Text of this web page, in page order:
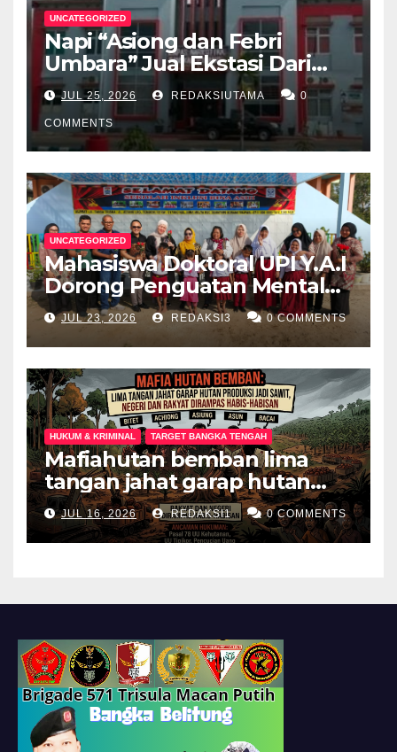
UNCATEGORIZED
Napi “Asiong dan Febri
Umbara” Jual Ekstasi Dari
Dalam Lapas Rp 12 Juta/40
Butir
JUL 25, 2026 REDAKSIUTAMA 0
COMMENTS
UNCATEGORIZED
Mahasiswa Doktoral UPI Y.A.I
Dorong Penguatan Mental
Keluarga Anak
Berkebutuhan Khusus di
Palembang
JUL 23, 2026 REDAKSI3 0 COMMENTS
HUKUM & KRIMINAL TARGET BANGKA TENGAH
Mafiahutan bemban lima
tangan jahat garap hutan
produksi jadi perkebunan
sawit negeri dan rakyat
dirampas habis habisan
JUL 16, 2026 REDAKSI1 0 COMMENTS